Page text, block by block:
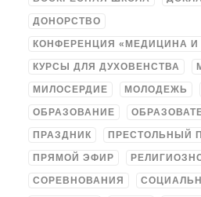
ДОНОРСТВО
КОНФЕРЕНЦИЯ «МЕДИЦИНА И
КУРСЫ ДЛЯ ДУХОВЕНСТВА
МИЛОСЕРДИЕ МОЛОДЕЖЬ
ОБРАЗОВАНИЕ
ПРАЗДНИК ПРЕСТОЛЬНЫЙ
ПРЯМОЙ ЭФИР
СОРЕВНОВАНИЯ